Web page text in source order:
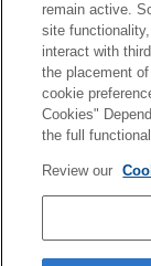
Liste der
Technische
remain active.
site
interact with
the placement
cookie
Cookies"
the full
Review our